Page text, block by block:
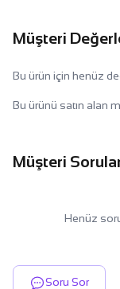
Müşteri
Bu ürün için henüz
Bu ürünü satın alan
Müşteri
Henüz
Soru Sor